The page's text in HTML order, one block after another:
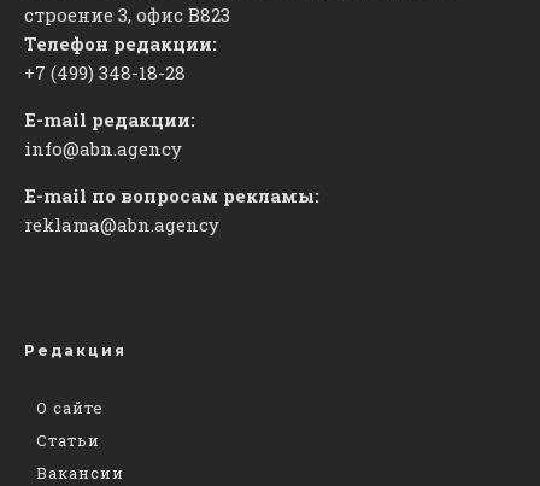
строение 3, офис ​В823
Телефон редакции:
+7 (499) 348-18-28
E-mail редакции:
info@abn.agency
E-mail по вопросам рекламы:
reklama@abn.agency
Редакция
О сайте
Статьи
Вакансии